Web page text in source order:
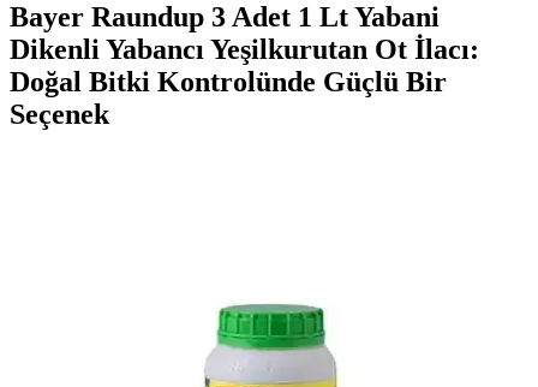
Bayer Raundup 3 Adet 1 Lt Yabani
Dikenli Yabancı Yeşilkurutan Ot İlacı:
Doğal Bitki Kontrolünde Güçlü Bir
Seçenek